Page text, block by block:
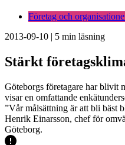
Företag och
2013-09-10 | 5 min läsning
Stärkt
Göteborgs företagare har blivit
visar en omfattande
”Vår målsättning är att bli bäst
Henrik Einarsson, chef för
Göteborg.